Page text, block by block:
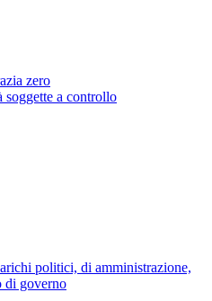
zero
soggette a controllo
politici, di amministrazione,
di governo